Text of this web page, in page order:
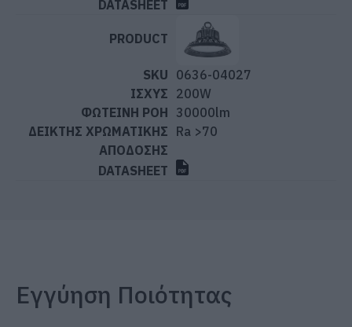
0636-04027
200W
30000lm
Ra >70
Εγγύηση Ποιότητας